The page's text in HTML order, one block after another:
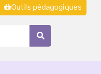
Outils pédagogiques